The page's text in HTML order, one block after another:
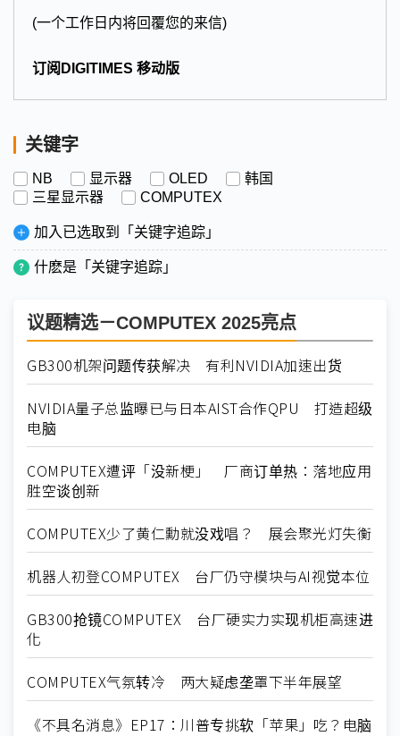
(一个工作日内将回覆您的来信)
订阅DIGITIMES 移动版
关键字
NB 显示器 OLED
韩国
三星显示器
COMPUTEX
加入已选取到「关键字追踪」
什麽是「关键字追踪」
议题精选－COMPUTEX 2025亮点
GB300机架问题传获解决 有利NVIDIA加速出货
NVIDIA量子总监曝已与日本AIST合作QPU 打造超级
电脑
COMPUTEX遭评「没新梗」 厂商订单热：落地应用
胜空谈创新
COMPUTEX少了黄仁勳就没戏唱？ 展会聚光灯失衡
机器人初登COMPUTEX 台厂仍守模块与AI视觉本位
GB300抢镜COMPUTEX 台厂硬实力实现机柜高速进
化
COMPUTEX气氛转冷 两大疑虑垄罩下半年展望
《不具名消息》EP17：川普专挑软「苹果」吃？电脑